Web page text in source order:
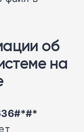
об
на